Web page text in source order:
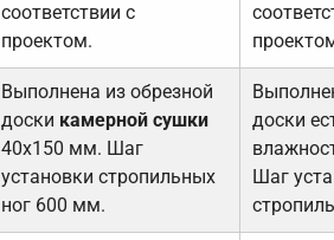
соответствии с
проектом.
Выполнена из обрезной
доски камерной сушки
40х150 мм. Шаг
установки стропильных
ног 600 мм.
доски
Шаг